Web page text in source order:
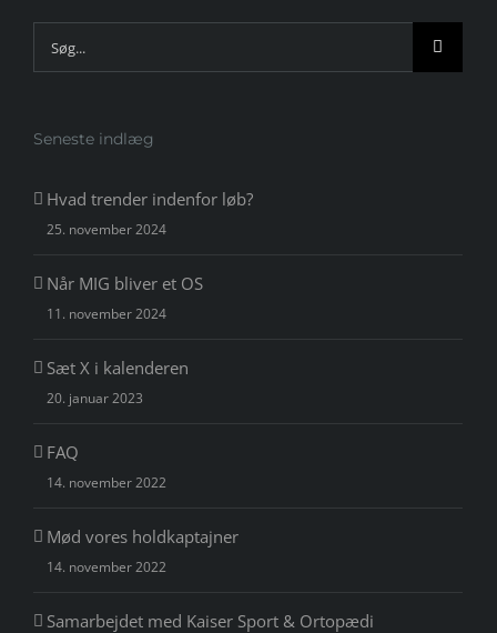
Søg
efter:
Seneste indlæg
Hvad trender indenfor løb?
25. november 2024
Når MIG bliver et OS
11. november 2024
Sæt X i kalenderen
20. januar 2023
FAQ
14. november 2022
Mød vores holdkaptajner
14. november 2022
Samarbejdet med Kaiser Sport & Ortopædi